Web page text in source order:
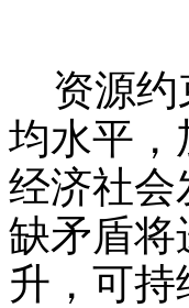
资源约
均水平，
经济社会
缺矛盾将
升，可